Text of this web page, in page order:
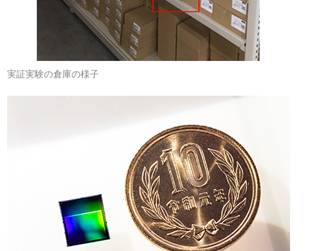
実証実験の倉庫の様子